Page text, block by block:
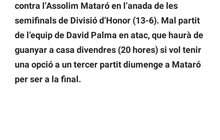
contra l’Assolim Mataró en l’anada de les
semifinals de Divisió d’Honor (13-6). Mal partit
de l’equip de David Palma en atac, que haurà de
guanyar a casa divendres (20 hores) si vol tenir
una opció a un tercer partit diumenge a Mataró
per ser a la final.